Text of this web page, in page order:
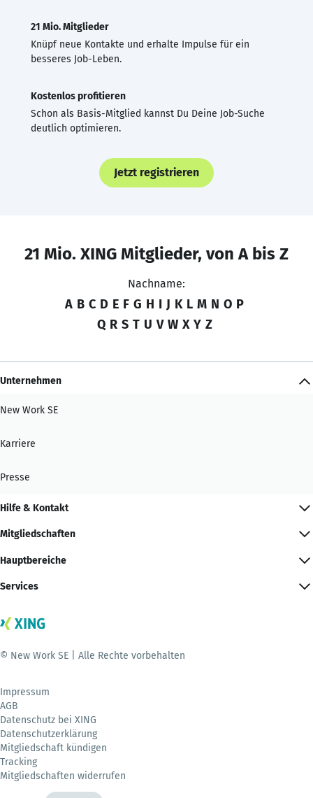
21 Mio. Mitglieder
Knüpf neue Kontakte und erhalte Impulse für ein
besseres Job-Leben.
Kostenlos profitieren
Schon als Basis-Mitglied kannst Du Deine Job-Suche
deutlich optimieren.
Jetzt registrieren
21 Mio. XING Mitglieder, von A bis Z
Nachname:
A B C D E F G H I J K L M N O P
Q R S T U V W X Y Z
Unternehmen
New Work SE
Karriere
Presse
Hilfe & Kontakt
Mitgliedschaften
Hauptbereiche
Services
© New Work SE | Alle Rechte vorbehalten
Impressum
AGB
Datenschutz bei XING
Datenschutzerklärung
Mitgliedschaft kündigen
Tracking
Mitgliedschaften widerrufen